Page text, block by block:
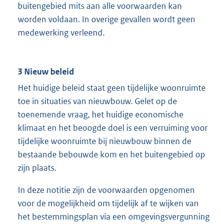
buitengebied mits aan alle voorwaarden kan
worden voldaan. In overige gevallen wordt geen
medewerking verleend.
3 Nieuw beleid
Het huidige beleid staat geen tijdelijke woonruimte
toe in situaties van nieuwbouw. Gelet op de
toenemende vraag, het huidige economische
klimaat en het beoogde doel is een verruiming voor
tijdelijke woonruimte bij nieuwbouw binnen de
bestaande bebouwde kom en het buitengebied op
zijn plaats.
In deze notitie zijn de voorwaarden opgenomen
voor de mogelijkheid om tijdelijk af te wijken van
het bestemmingsplan via een omgevingsvergunning